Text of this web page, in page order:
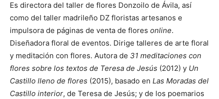
Es directora del taller de flores Donzoilo de Ávila, así
como del taller madrileño DZ floristas artesanos e
impulsora de páginas de venta de flores online.
Diseñadora floral de eventos. Dirige talleres de arte floral
y meditación con flores. Autora de 31 meditaciones con
flores sobre los textos de Teresa de Jesús (2012) y Un
Castillo lleno de flores (2015), basado en Las Moradas del
Castillo interior, de Teresa de Jesús; y de los poemarios